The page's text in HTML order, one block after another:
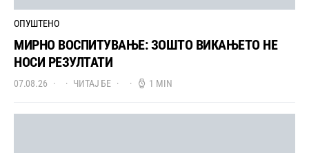
ОПУШТЕНО
МИРНО ВОСПИТУВАЊЕ: ЗОШТО ВИКАЊЕТО НЕ
НОСИ РЕЗУЛТАТИ
07.08.26 ЧИТАЈ БЕ 1 MIN